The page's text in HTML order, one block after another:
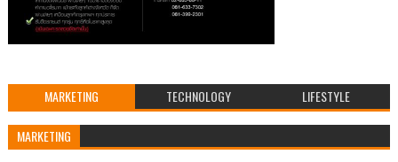
MARKETING TECHNOLOGY LIFESTYLE
MARKETING